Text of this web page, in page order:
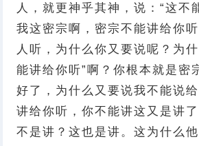
人，就更神乎其神，说：“这不
我这密宗啊，密宗不能讲给你
人听，为什么你又要说呢？为
能讲给你听”啊？你根本就是密
好了，为什么又要说我不能说
讲给你听，你不能讲这又是讲
不是讲？这也是讲。这为什么